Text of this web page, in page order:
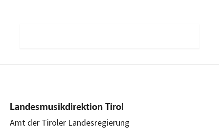
Landesmusikdirektion Tirol
Amt der Tiroler Landesregierung